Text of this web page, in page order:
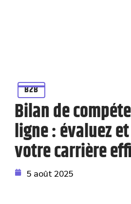
B2B
Bilan de
ligne : évaluez
votre carrière
5 août 2025